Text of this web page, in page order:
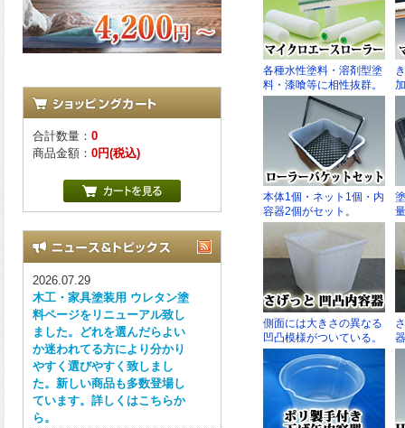
合計数量： 0
商品金額： 0円(税込)
2026.07.29
木工・家具塗装用 ウレタン塗
料ページをリニューアル致し
ました。どれを選んだらよい
か迷われてる方により分かり
やすく選びやすく致しまし
た。新しい商品も多数登場し
ています。詳しくはこちらか
ら。